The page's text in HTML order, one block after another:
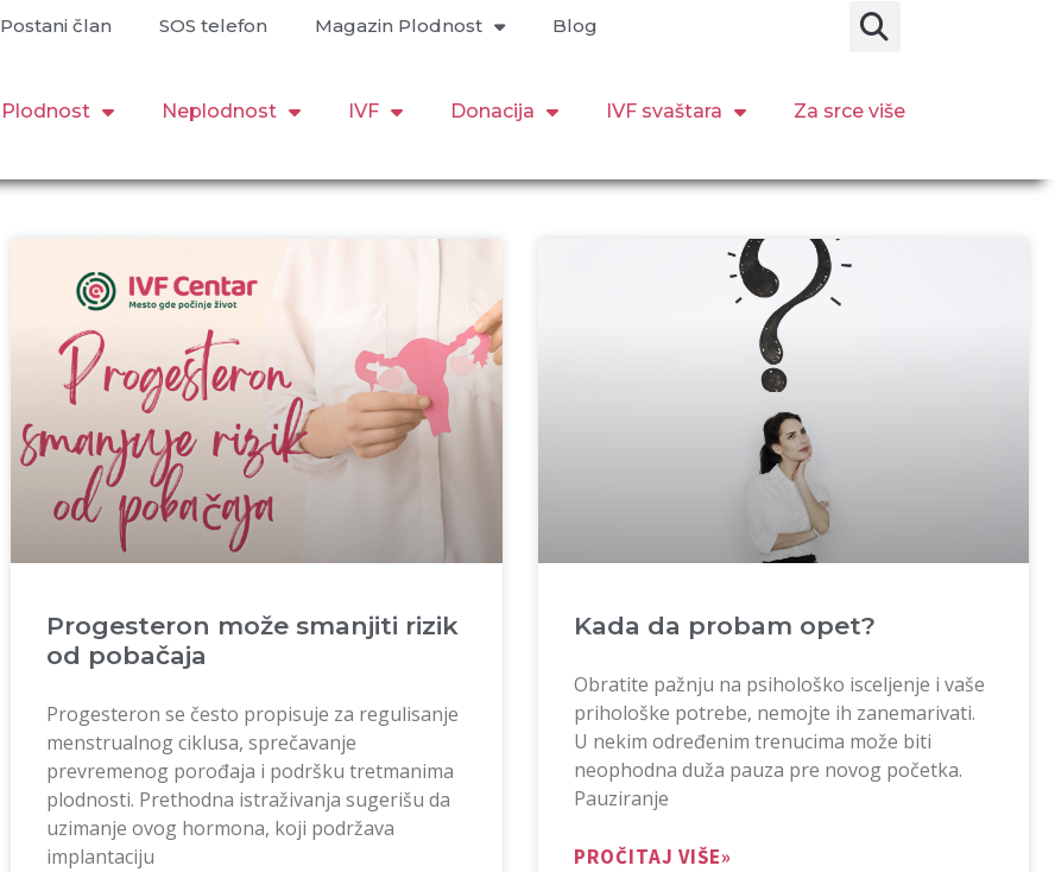
Postani član SOS telefon Magazin Plodnost Blog
Plodnost Neplodnost IVF Donacija IVF svaštara Za srce više
Progesteron može smanjiti rizik
od pobačaja
Progesteron se često propisuje za regulisanje
menstrualnog ciklusa, sprečavanje
prevremenog porođaja i podršku tretmanima
plodnosti. Prethodna istraživanja sugerišu da
uzimanje ovog hormona, koji podržava
implantaciju
Kada da probam opet?
Obratite pažnju na psihološko isceljenje i vaše
prihološke potrebe, nemojte ih zanemarivati.
U nekim određenim trenucima može biti
neophodna duža pauza pre novog početka.
Pauziranje
PROČITAJ VIŠE»